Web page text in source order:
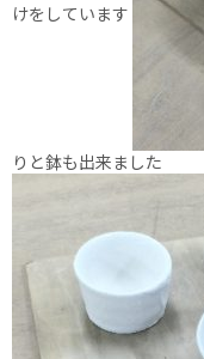
けをしています
りと鉢も出来ました